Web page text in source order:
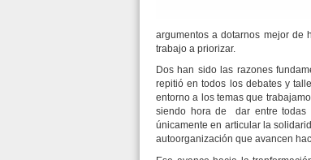
argumentos a dotarnos mejor de
trabajo a priorizar.
Dos han sido las razones
repitió en todos los debates y
entorno a los temas que
siendo hora de dar entre todas
únicamente en articular la
autoorganización que avancen